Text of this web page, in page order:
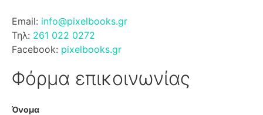
Email: info@pixelbooks.gr
Τηλ: 261 022 0272
Facebook: pixelbooks.gr
Φόρμα επικοινωνίας
Όνομα